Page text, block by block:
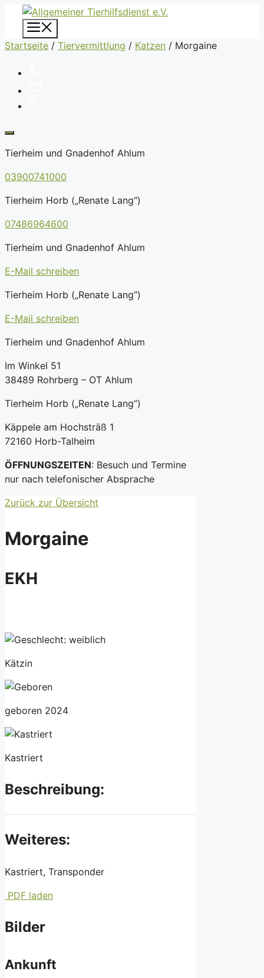
Zum
Inhalt
springen
Startseite / Tiervermittlung / Katzen / Morgaine
Tierheim und Gnadenhof Ahlum
03900741000
Tierheim Horb („Renate Lang“)
07486964600
Tierheim und Gnadenhof Ahlum
E-Mail schreiben
Tierheim Horb („Renate Lang“)
E-Mail schreiben
Tierheim und Gnadenhof Ahlum
Im Winkel 51
38489 Rohrberg – OT Ahlum
Tierheim Horb („Renate Lang“)
Käppele am Hochsträß 1
72160 Horb-Talheim
ÖFFNUNGSZEITEN: Besuch und Termine
nur nach telefonischer Absprache
Zurück zur Übersicht
Morgaine
EKH
Kätzin
geboren 2024
Kastriert
Beschreibung:
Weiteres:
Kastriert, Transponder
PDF laden
Bilder
Ankunft